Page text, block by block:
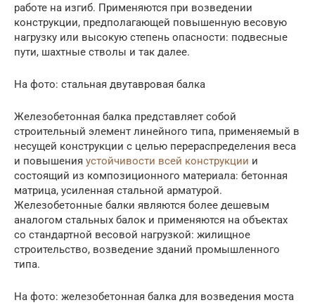
работе на изгиб. Применяются при возведении
конструкции, предполагающей повышенную весовую
нагрузку или высокую степень опасности: подвесные
пути, шахтные стволы и так далее.
На фото: стальная двутавровая балка
Железобетонная балка представляет собой
строительный элемент линейного типа, применяемый в
несущей конструкции с целью перераспределения веса
и повышения устойчивости всей конструкции и
состоящий из композиционного материала: бетонная
матрица, усиленная стальной арматурой.
Железобетонные балки являются более дешевым
аналогом стальных балок и применяются на объектах
со стандартной весовой нагрузкой: жилищное
строительство, возведение зданий промышленного
типа.
На фото: железобетонная балка для возведения моста